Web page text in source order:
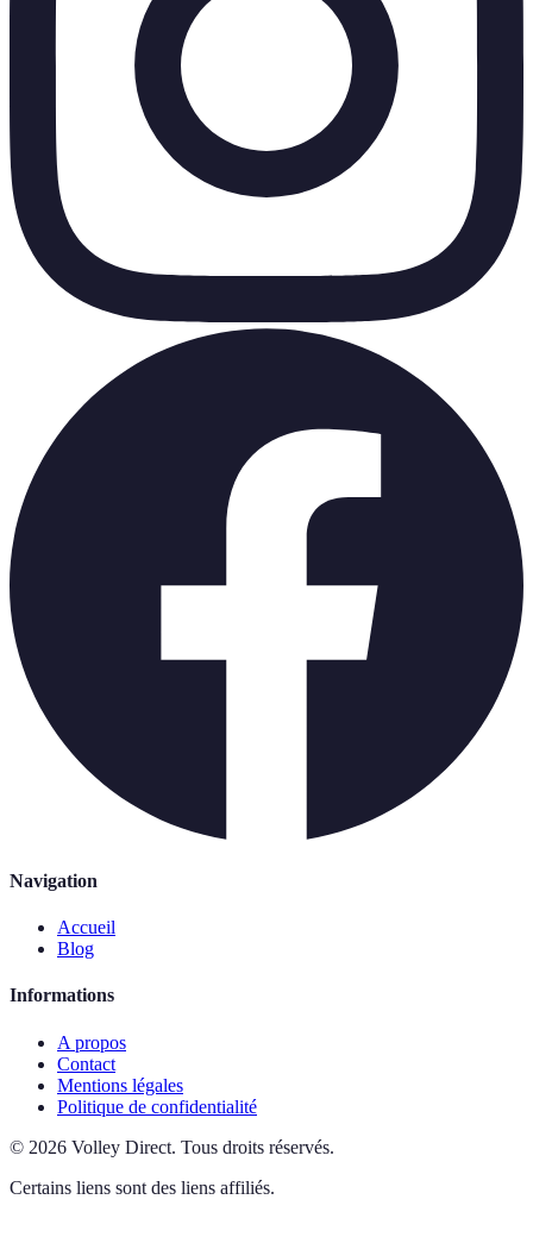
Navigation
Accueil
Blog
Informations
A propos
Contact
Mentions légales
Politique de confidentialité
© 2026 Volley Direct. Tous droits réservés.
Certains liens sont des liens affiliés.